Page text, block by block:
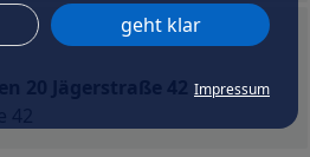
geht klar
Impressum
20 Jägerstraße 42